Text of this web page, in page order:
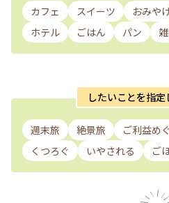
カフェ スイーツ おみや
ホテル
ごはん パン
したいことを指
週末旅 絶景旅 ご利益め
くつろぐ
いやされる ご